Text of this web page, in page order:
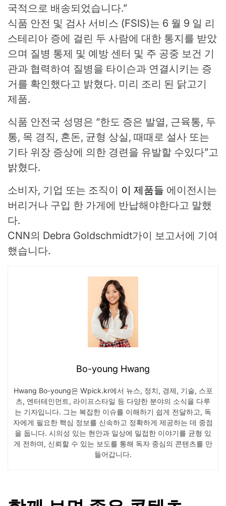
국적으로 배송되었습니다.”
식품 안전 및 검사 서비스 (FSIS)는 6 월 9 일 리
스테리아 증에 걸린 두 사람에 대한 통지를 받았
으며 질병 통제 및 예방 센터 및 주 공중 보건 기
관과 협력하여 질병을 타이슨과 연결시키는 증
거를 확인했다고 밝혔다. 미리 조리 된 닭고기
제품.
식품 안전국 성명은 “한도 증은 발열, 근육통, 두
통, 목 경직, 혼돈, 균형 상실, 때때로 설사 또는
기타 위장 증상에 의한 경련을 유발할 수있다”고
밝혔다.
소비자, 기업 또는 조직이 이 제품들 에이전시는
버리거나 구입 한 가게에 반납해야한다고 말했
다.
CNN의 Debra Goldschmidt가이 보고서에 기여
했습니다.
Bo-young Hwang
Hwang Bo-young은 Wpick.kr에서 뉴스, 정치, 경제, 기술, 스포
츠, 엔터테인먼트, 라이프스타일 등 다양한 분야의 소식을 다루
는 기자입니다. 그는 복잡한 이슈를 이해하기 쉽게 전달하고, 독
자에게 필요한 핵심 정보를 신속하고 정확하게 제공하는 데 중점
을 둡니다. 시의성 있는 현안과 일상에 밀접한 이야기를 균형 있
게 전하며, 신뢰할 수 있는 보도를 통해 독자 중심의 콘텐츠를 만
들어갑니다.